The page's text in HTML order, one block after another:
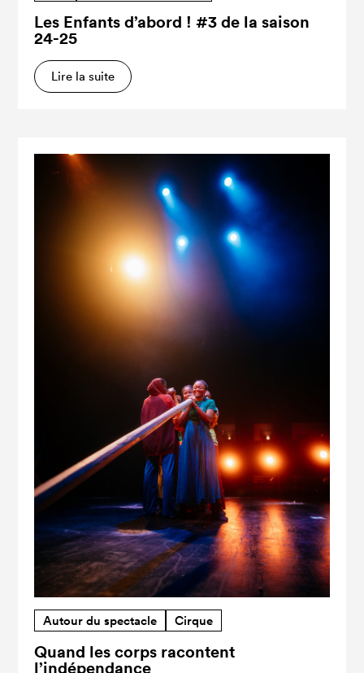
Les Enfants d’abord ! #3 de la saison
24-25
Lire la suite
Autour du spectacle Cirque
Quand les corps racontent
l’indépendance